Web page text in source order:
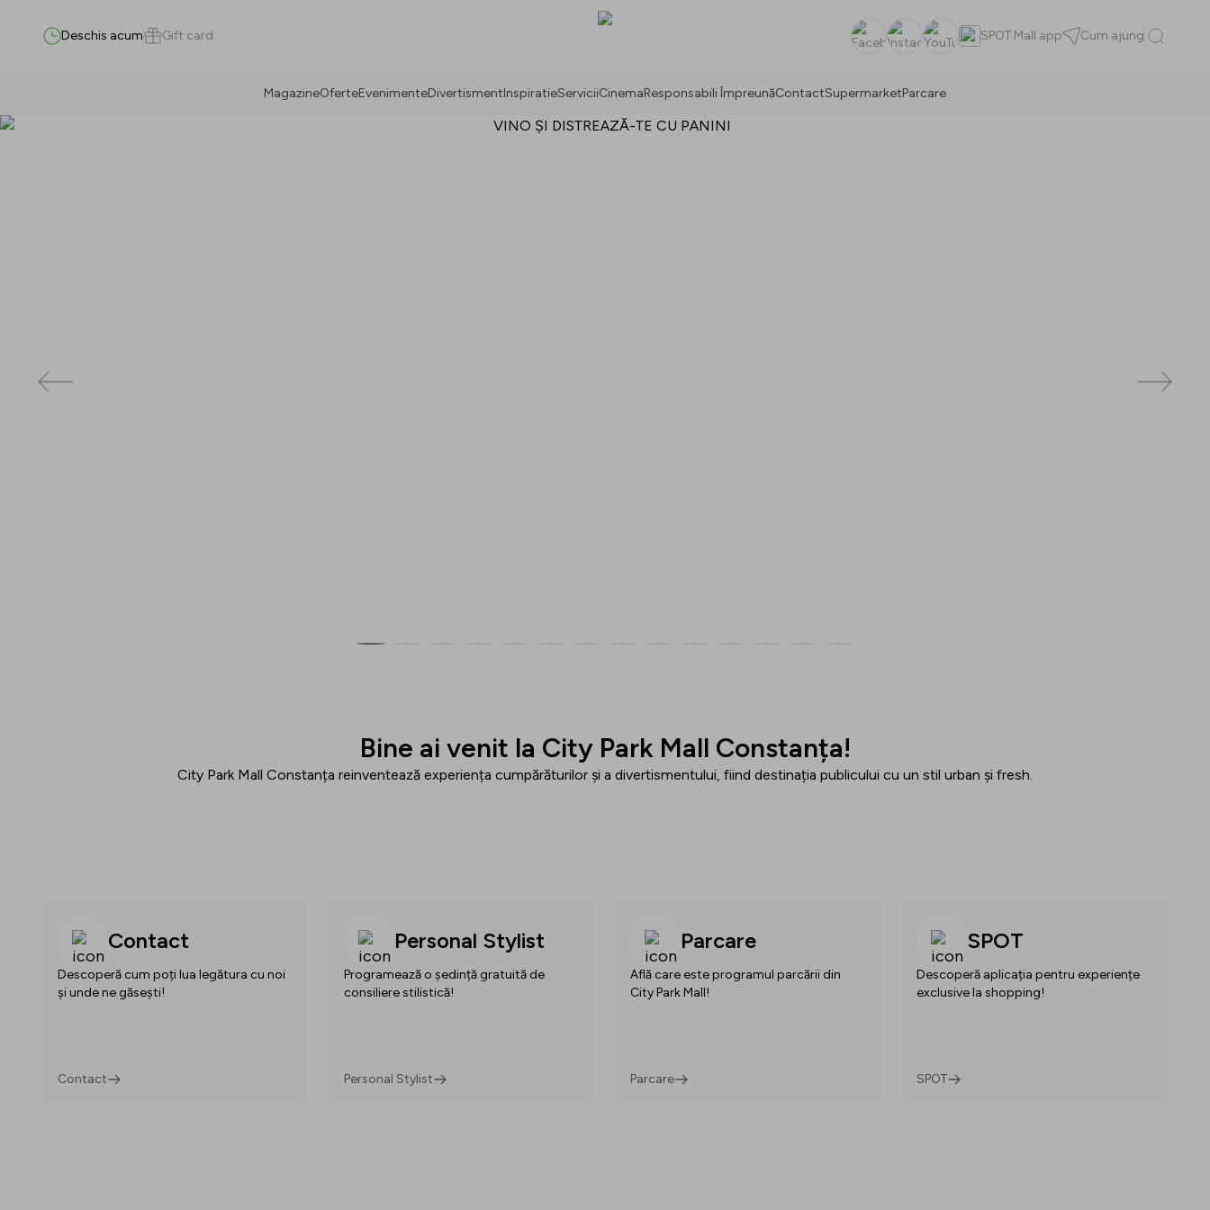
Deschis acum Gift card FacebookInstagramYouTubeSPOT Mall app Cum ajung
MagazineOferteEvenimenteDivertismentInspiratieServiciiCinemaResponsabili ÎmpreunăContactSupermarketParcare
Bine ai venit la City Park Mall Constanța!
City Park Mall Constanța reinventează experiența cumpărăturilor și a divertismentului, fiind destinația publicului cu un stil urban și fresh.
Contact
Descoperă cum poți lua legătura cu noi
și unde ne găsești!
Contact
Personal Stylist
Programează o ședință gratuită de
consiliere stilistică!
Personal Stylist
Parcare
Află care este programul parcării din
City Park Mall!
Parcare
SPOT
Descoperă aplicația pentru experiențe
exclusive la shopping!
SPOT